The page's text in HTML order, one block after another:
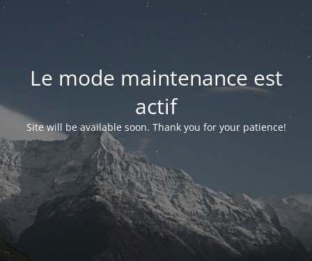
Le mode maintenance est
actif
Site will be available soon. Thank you for your patience!